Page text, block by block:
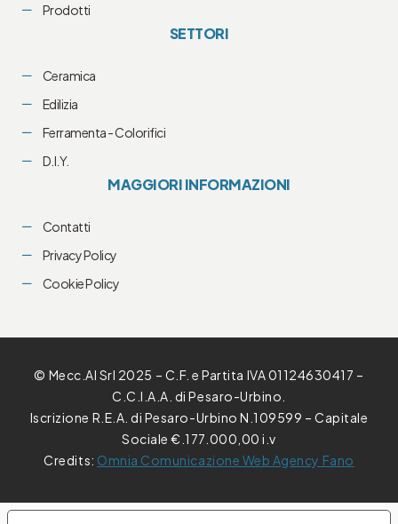
Prodotti
SETTORI
Ceramica
Edilizia
Ferramenta - Colorifici
D.I.Y.
MAGGIORI INFORMAZIONI
Contatti
Privacy Policy
Cookie Policy
© Mecc.Al Srl 2025 – C.F. e Partita IVA 01124630417 –
C.C.I.A.A. di Pesaro-Urbino.
Iscrizione R.E.A. di Pesaro-Urbino N.109599 – Capitale
Sociale €.177.000,00 i.v
Credits: Omnia Comunicazione Web Agency Fano